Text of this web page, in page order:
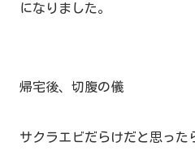
になりました。
帰宅後、切腹の儀
サクラエビだらけだと思った